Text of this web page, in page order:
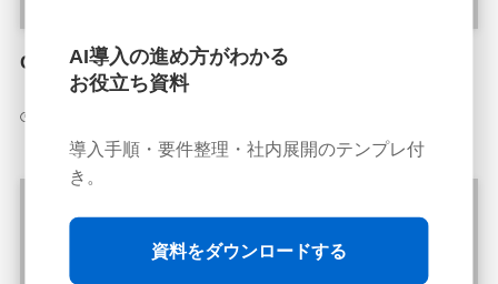
Cursor法人プラン 導入提案キット｜資料ダウンロー
AI導入の進め方がわかる
お役立ち資料
導入手順・要件整理・社内展開のテンプレ付
き。
資料をダウンロードする